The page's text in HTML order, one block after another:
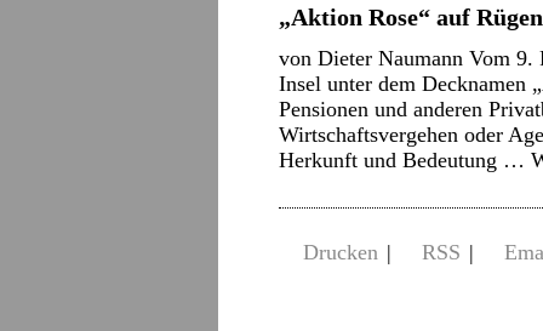
„Aktion Rose“ auf Rügen
von Dieter Naumann Vom 9.
Insel unter dem Decknamen
Pensionen und anderen
Wirtschaftsvergehen oder
Herkunft und Bedeutung …
Drucken | RSS |